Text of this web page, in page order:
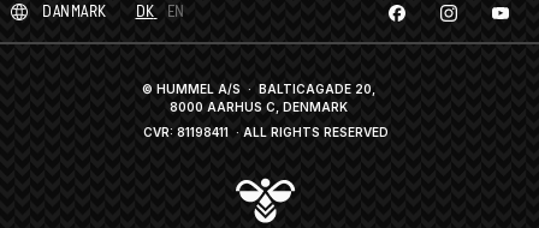
DANMARK DK EN
© HUMMEL A/S · BALTICAGADE 20,
8000 AARHUS C, DENMARK
CVR: 81198411· ALL RIGHTS RESERVED